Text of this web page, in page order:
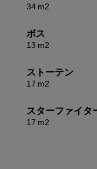
34 m2
ボス
13 m2
ストーテン
17 m2
スターファイタ
17 m2